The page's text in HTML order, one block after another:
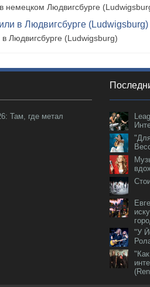
немецком Людвигсбурге
в Людвигсбурге (Ludwigsburg)
Людвигсбурге (Ludwigsburg)
Там, где метал
"У